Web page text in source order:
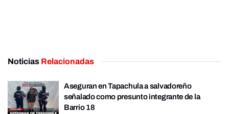
Noticias Relacionadas
Aseguran en Tapachula a salvadoreño
señalado como presunto integrante de la
Barrio 18